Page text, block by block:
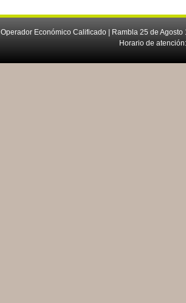
Operador Económico Calificado | Rambla 25 de
Horario de